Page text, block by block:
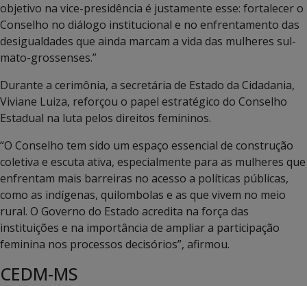
objetivo na vice-presidência é justamente esse: fortalecer o
Conselho no diálogo institucional e no enfrentamento das
desigualdades que ainda marcam a vida das mulheres sul-
mato-grossenses.”
Durante a cerimônia, a secretária de Estado da Cidadania,
Viviane Luiza, reforçou o papel estratégico do Conselho
Estadual na luta pelos direitos femininos.
“O Conselho tem sido um espaço essencial de construção
coletiva e escuta ativa, especialmente para as mulheres que
enfrentam mais barreiras no acesso a políticas públicas,
como as indígenas, quilombolas e as que vivem no meio
rural. O Governo do Estado acredita na força das
instituições e na importância de ampliar a participação
feminina nos processos decisórios”, afirmou.
CEDM-MS